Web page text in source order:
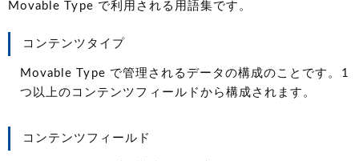
Movable Type で利用される用語集です。
コンテンツタイプ
Movable Type で管理されるデータの構成のことです。1
つ以上のコンテンツフィールドから構成されます。
コンテンツフィールド